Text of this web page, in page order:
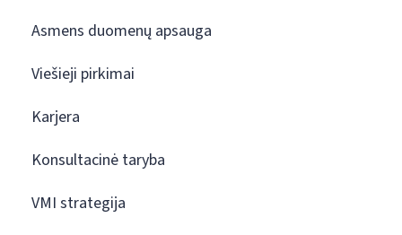
Asmens duomenų apsauga
Viešieji pirkimai
Karjera
Konsultacinė taryba
VMI strategija